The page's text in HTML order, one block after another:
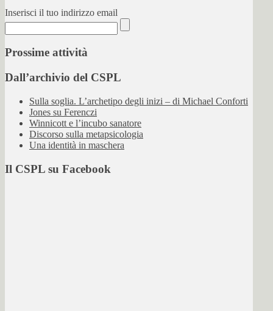
Inserisci il tuo indirizzo email
Prossime attività
Dall’archivio del CSPL
Sulla soglia. L’archetipo degli inizi – di Michael Conforti
Jones su Ferenczi
Winnicott e l’incubo sanatore
Discorso sulla metapsicologia
Una identità in maschera
Il CSPL su Facebook